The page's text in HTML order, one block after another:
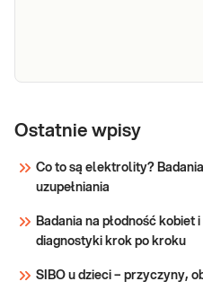
wątrobowe
ALP, BIL,
GGTP)
Próby
Ostatnie wpisy
Co to są elektrolity?
uzupełniania
Badania na płodność kobiet
diagnostyki krok po kroku
SIBO u dzieci – przyczyny,